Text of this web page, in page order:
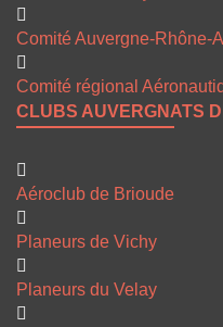
Comité Auvergne-Rhône-
Comité régional
CLUBS AUVERGNATS
Aéroclub de Brioude
Planeurs de Vichy
Planeurs du Velay